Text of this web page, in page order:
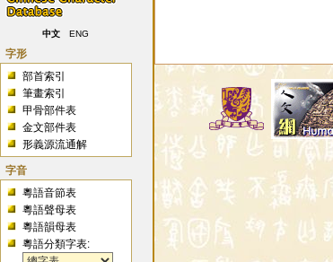
中文 ENG
字形
部首索引
筆畫索引
甲骨部件表
金文部件表
形義源流通解
字音
粵語音節表
粵語聲母表
粵語韻母表
粵語分類字表: